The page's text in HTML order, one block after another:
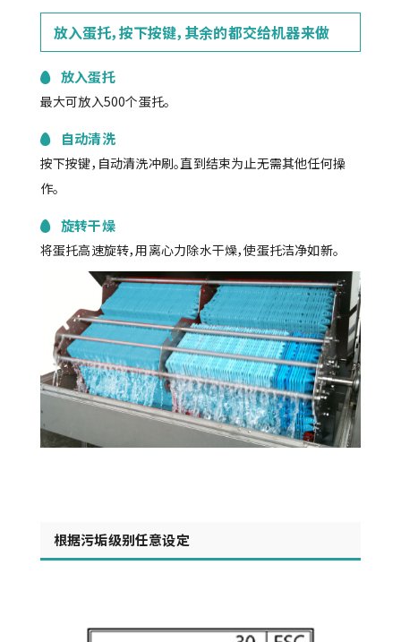
放入蛋托，按下按键，其余的都交给机器来做
放入蛋托
最大可放入500个蛋托。
自动清洗
按下按键，自动清洗冲刷。直到结束为止无需其他任何操
作。
旋转干燥
将蛋托高速旋转，用离心力除水干燥，使蛋托洁净如新。
根据污垢级别任意设定